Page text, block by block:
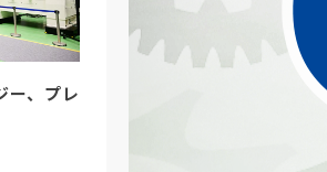
ー、プレ